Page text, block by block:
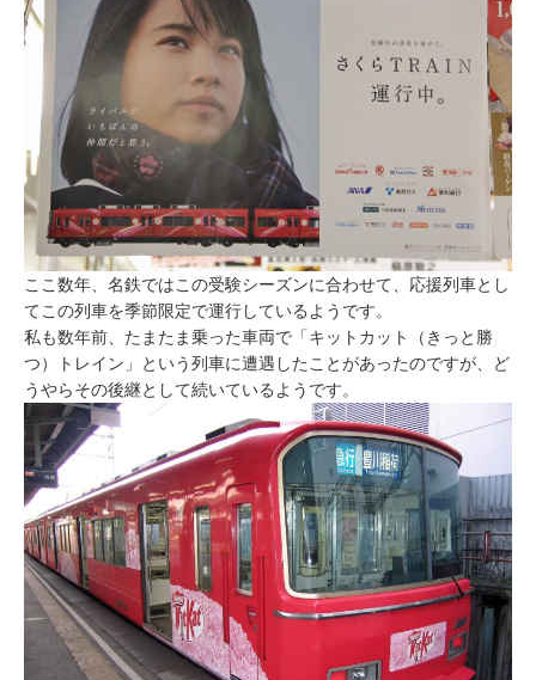
ここ数年、名鉄ではこの受験シーズンに合わせて、応援列車とし
てこの列車を季節限定で運行しているようです。
私も数年前、たまたま乗った車両で「キットカット（きっと勝
つ）トレイン」という列車に遭遇したことがあったのですが、ど
うやらその後継として続いているようです。